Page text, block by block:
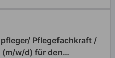
Pflegefachkraft /
w/d) für den